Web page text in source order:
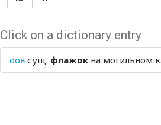
Click on a dictionary entry
doʁ сущ. флажок на могильном